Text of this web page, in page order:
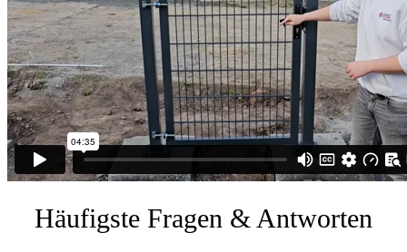
Häufigste Fragen & Antworten